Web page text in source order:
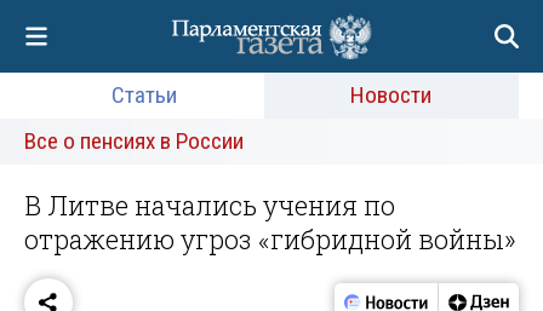
Статьи
Новости
Все о пенсиях в России
В Литве начались учения по
отражению угроз «гибридной войны»